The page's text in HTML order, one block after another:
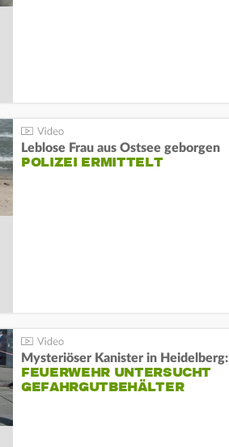
Leblose Frau aus Ostsee geborgen
POLIZEI ERMITTELT
Mysteriöser Kanister in Heidelberg:
FEUERWEHR UNTERSUCHT
GEFAHRGUTBEHÄLTER